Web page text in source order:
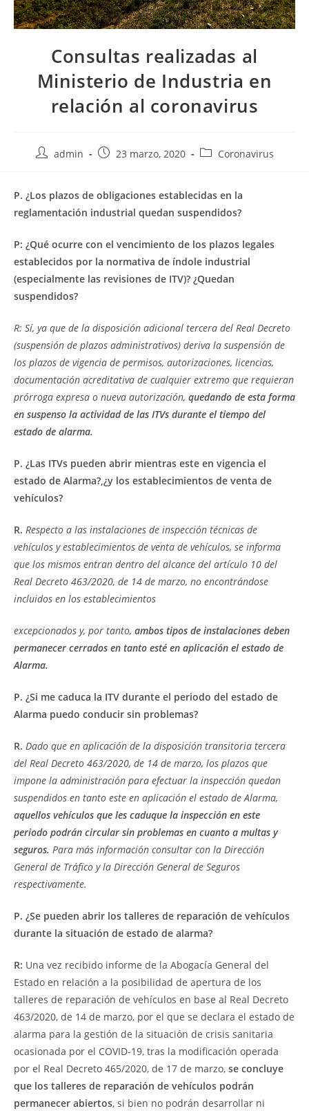
Consultas realizadas al
Ministerio de Industria en
relación al coronavirus
Autor
entrada:
admin
Publicación
entrada:
23 marzo, 2020
Categoría
entrada:
Coronavirus
P. ¿Los plazos de obligaciones establecidas en la
reglamentación industrial quedan suspendidos?
P: ¿Qué ocurre con el vencimiento de los plazos legales
establecidos por la normativa de índole industrial
(especialmente las revisiones de ITV)? ¿Quedan
suspendidos?
R: Sí, ya que de la disposición adicional tercera del Real Decreto
(suspensión de plazos administrativos) deriva la suspensión de
los plazos de vigencia de permisos, autorizaciones, licencias,
documentación acreditativa de cualquier extremo que requieran
prórroga expresa o nueva autorización, quedando de esta forma
en suspenso la actividad de las ITVs durante el tiempo del
estado de alarma.
P. ¿Las ITVs pueden abrir mientras este en vigencia el
estado de Alarma?,¿y los establecimientos de venta de
vehículos?
R. Respecto a las instalaciones de inspección técnicas de
vehículos y establecimientos de venta de vehículos, se informa
que los mismos entran dentro del alcance del artículo 10 del
Real Decreto 463/2020, de 14 de marzo, no encontrándose
incluidos en los establecimientos
excepcionados y, por tanto, ambos tipos de instalaciones deben
permanecer cerrados en tanto esté en aplicación el estado de
Alarma.
P. ¿Si me caduca la ITV durante el periodo del estado de
Alarma puedo conducir sin problemas?
R. Dado que en aplicación de la disposición transitoria tercera
del Real Decreto 463/2020, de 14 de marzo, los plazos que
impone la administración para efectuar la inspección quedan
suspendidos en tanto este en aplicación el estado de Alarma,
aquellos vehículos que les caduque la inspección en este
periodo podrán circular sin problemas en cuanto a multas y
seguros. Para más información consultar con la Dirección
General de Tráfico y la Dirección General de Seguros
respectivamente.
P. ¿Se pueden abrir los talleres de reparación de vehículos
durante la situación de estado de alarma?
R: Una vez recibido informe de la Abogacía General del
Estado en relación a la posibilidad de apertura de los
talleres de reparación de vehículos en base al Real Decreto
463/2020, de 14 de marzo, por el que se declara el estado de
alarma para la gestión de la situación de crisis sanitaria
ocasionada por el COVID-19, tras la modificación operada
por el Real Decreto 465/2020, de 17 de marzo, se concluye
que los talleres de reparación de vehículos podrán
permanecer abiertos, si bien no podrán desarrollar ni